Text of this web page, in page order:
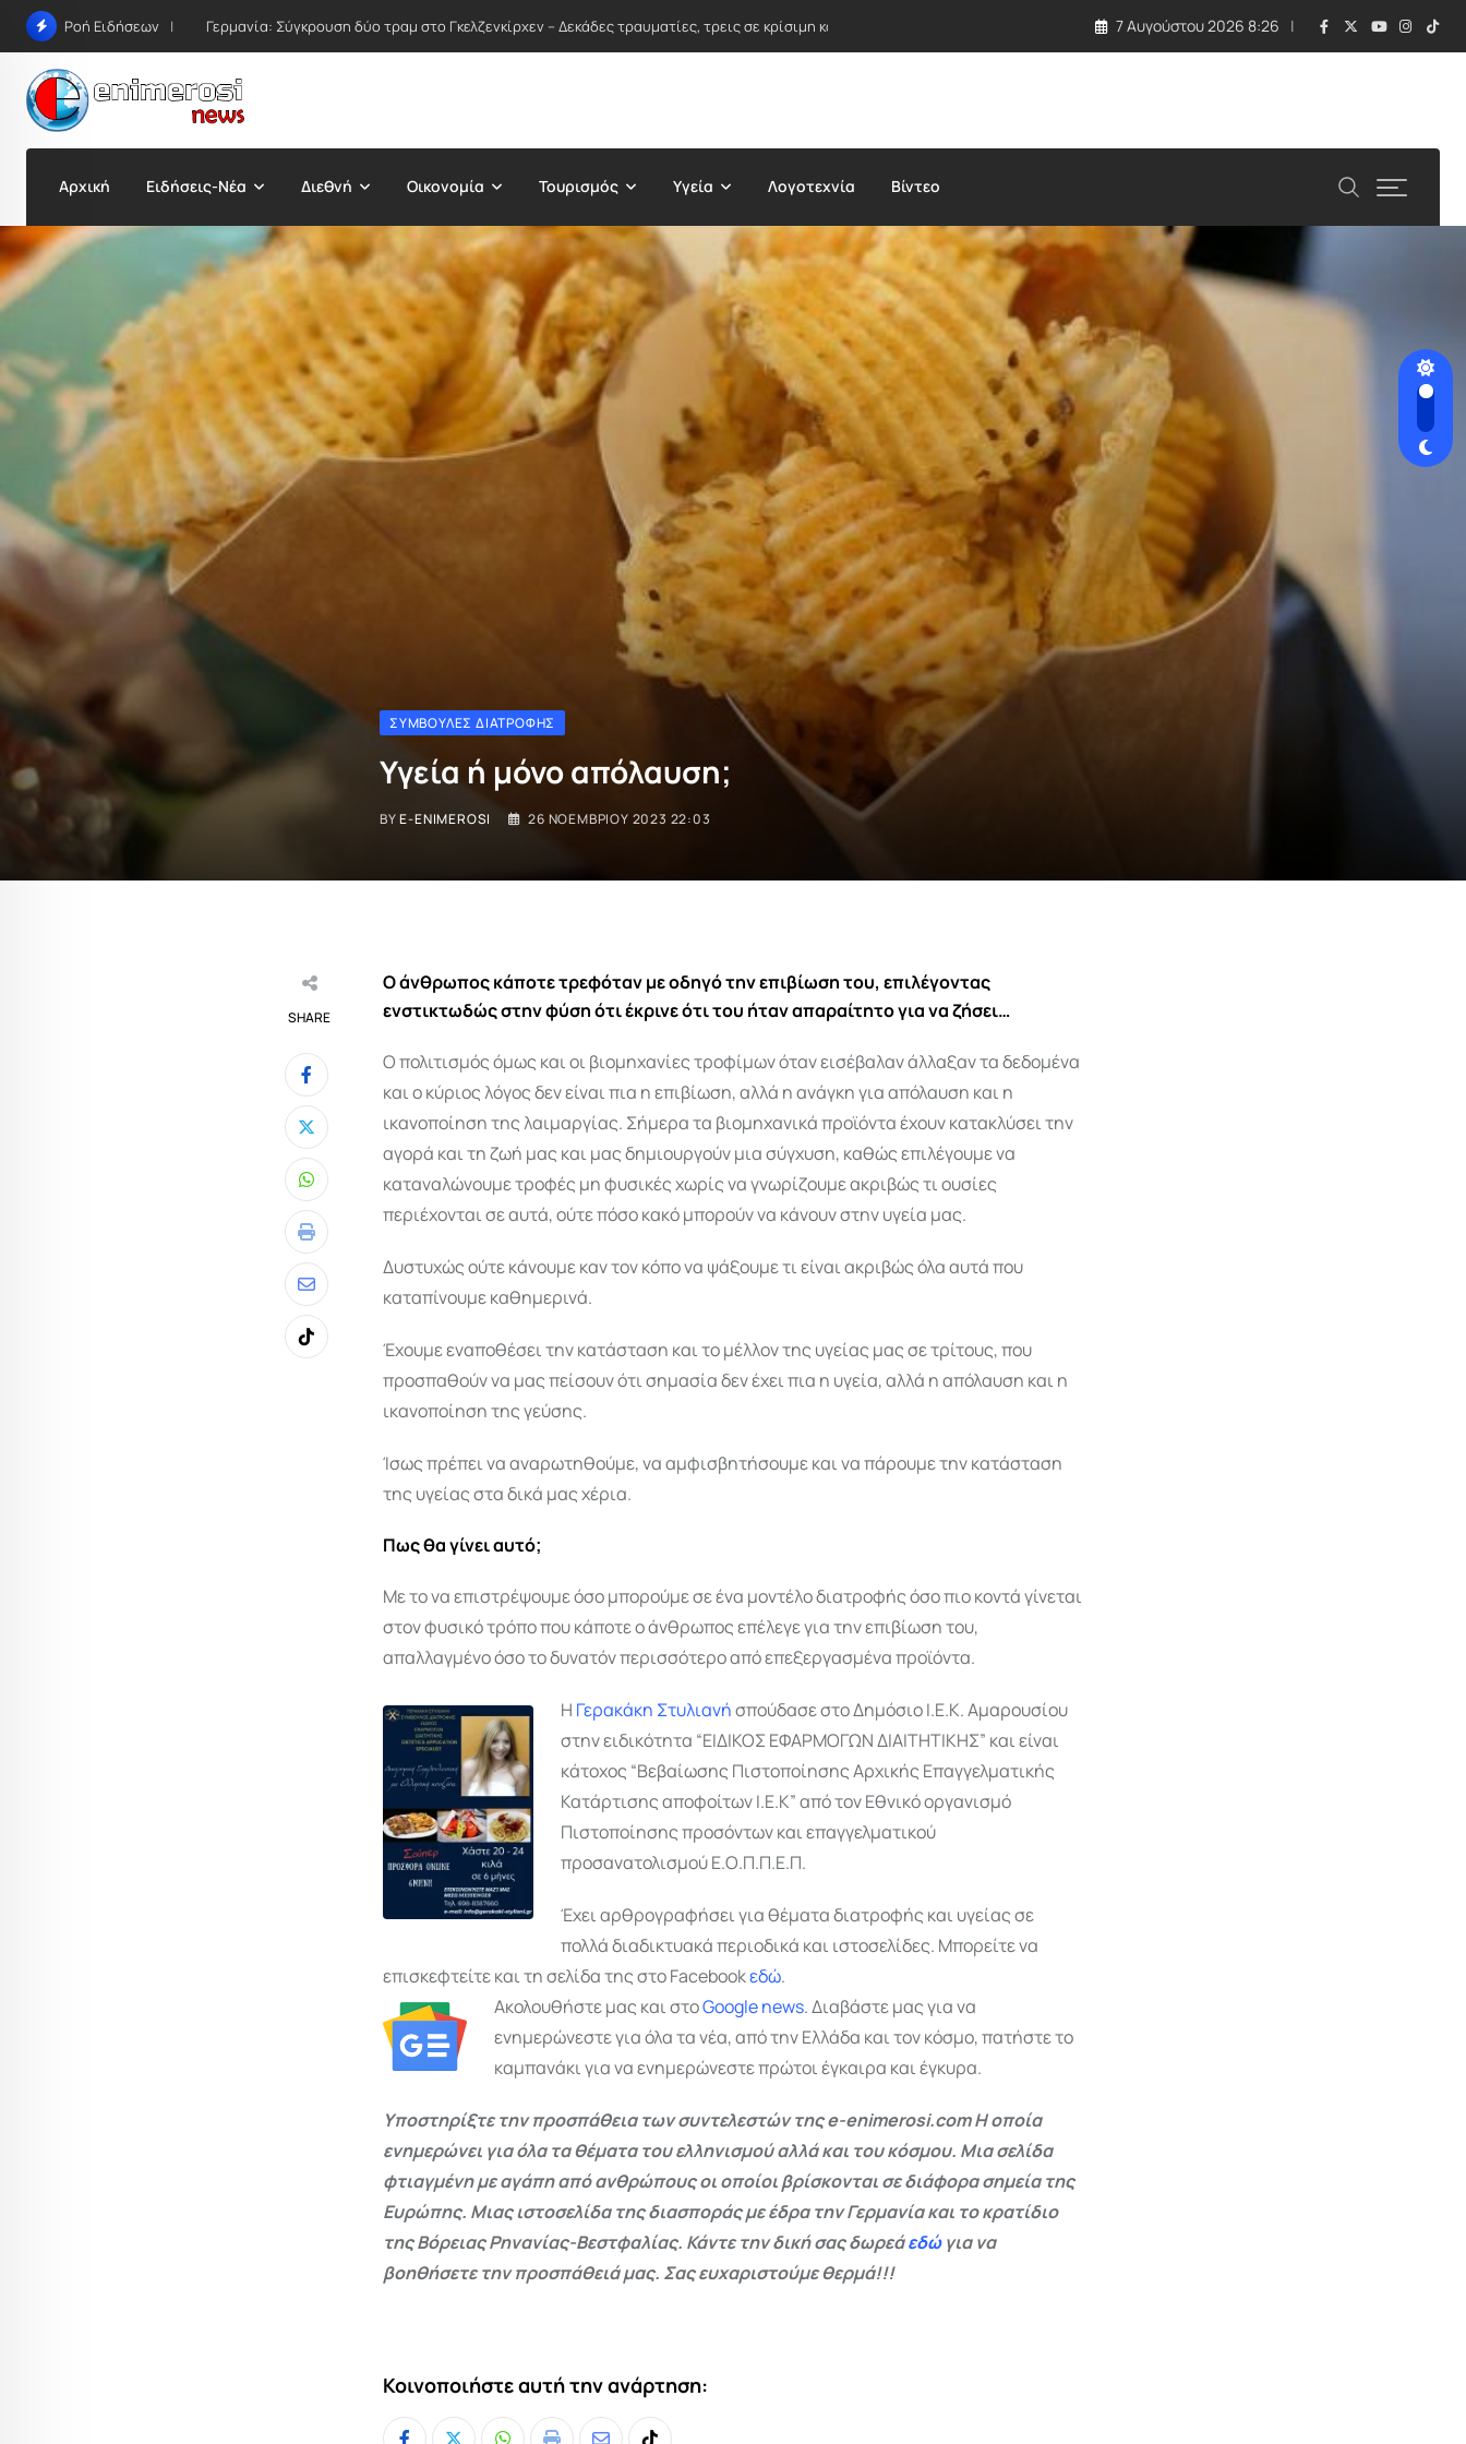
Skip
content
Ροή Ειδήσεων Γερμανία: Σύγκρουση δύο τραμ στο Γκελζενκίρχεν – Δεκάδες τραυματίες, τρεις σε κρίσιμη κατάσταση 7 Αυγούστου 2026 8:26
Αρχική Ειδήσεις-Νέα Διεθνή Οικονομία Τουρισμός Υγεία Λογοτεχνία Βίντεο
ΣΥΜΒΟΥΛΈΣ ΔΙΑΤΡΟΦΉΣ
Υγεία ή μόνο απόλαυση;
BYE-ENIMEROSI 26 ΝΟΕΜΒΡΊΟΥ 2023 22:03
SHARE
Whatsapp
Print
Share
via
Email
Tiktok
Ο άνθρωπος κάποτε τρεφόταν με οδηγό την επιβίωση του, επιλέγοντας
ενστικτωδώς στην φύση ότι έκρινε ότι του ήταν απαραίτητο για να ζήσει…
Ο πολιτισμός όμως και οι βιομηχανίες τροφίμων όταν εισέβαλαν άλλαξαν τα δεδομένα
και ο κύριος λόγος δεν είναι πια η επιβίωση, αλλά η ανάγκη για απόλαυση και η
ικανοποίηση της λαιμαργίας. Σήμερα τα βιομηχανικά προϊόντα έχουν κατακλύσει την
αγορά και τη ζωή μας και μας δημιουργούν μια σύγχυση, καθώς επιλέγουμε να
καταναλώνουμε τροφές μη φυσικές χωρίς να γνωρίζουμε ακριβώς τι ουσίες
περιέχονται σε αυτά, ούτε πόσο κακό μπορούν να κάνουν στην υγεία μας.
Δυστυχώς ούτε κάνουμε καν τον κόπο να ψάξουμε τι είναι ακριβώς όλα αυτά που
καταπίνουμε καθημερινά.
Έχουμε εναποθέσει την κατάσταση και το μέλλον της υγείας μας σε τρίτους, που
προσπαθούν να μας πείσουν ότι σημασία δεν έχει πια η υγεία, αλλά η απόλαυση και η
ικανοποίηση της γεύσης.
Ίσως πρέπει να αναρωτηθούμε, να αμφισβητήσουμε και να πάρουμε την κατάσταση
της υγείας στα δικά μας χέρια.
Πως θα γίνει αυτό;
Με το να επιστρέψουμε όσο μπορούμε σε ένα μοντέλο διατροφής όσο πιο κοντά γίνεται
στον φυσικό τρόπο που κάποτε ο άνθρωπος επέλεγε για την επιβίωση του,
απαλλαγμένο όσο το δυνατόν περισσότερο από επεξεργασμένα προϊόντα.
Η Γερακάκη Στυλιανήσπούδασε στο Δημόσιο Ι.Ε.Κ. Αμαρουσίου
στην ειδικότητα “ΕΙΔΙΚΟΣ ΕΦΑΡΜΟΓΩΝ ΔΙΑΙΤΗΤΙΚΗΣ” και είναι
κάτοχος “Βεβαίωσης Πιστοποίησης Αρχικής Επαγγελματικής
Κατάρτισης αποφοίτων Ι.Ε.Κ” από τον Εθνικό οργανισμό
Πιστοποίησης προσόντων και επαγγελματικού
προσανατολισμού Ε.Ο.Π.Π.Ε.Π.
Έχει αρθρογραφήσει για θέματα διατροφής και υγείας σε
πολλά διαδικτυακά περιοδικά και ιστοσελίδες. Μπορείτε να
επισκεφτείτε και τη σελίδα της στο Facebookεδώ.
Ακολουθήστε μας και στοGooglenews.Διαβάστε μας για να
ενημερώνεστε για όλα τα νέα, από την Ελλάδα και τον κόσμο, πατήστε το
καμπανάκι για να ενημερώνεστε πρώτοι έγκαιρα και έγκυρα.
Υποστηρίξτε την προσπάθεια των συντελεστών της e-enimerosi.com Η οποία
ενημερώνει για όλα τα θέματα του ελληνισμού αλλά και του κόσμου. Μια σελίδα
φτιαγμένη με αγάπη από ανθρώπους οι οποίοι βρίσκονται σε διάφορα σημεία της
Ευρώπης. Μιας ιστοσελίδα της διασποράς με έδρα την Γερμανία και το κρατίδιο
της Βόρειας Ρηνανίας-Βεστφαλίας. Κάντε την δική σας δωρεάεδώγια να
βοηθήσετε την προσπάθειά μας. Σας ευχαριστούμε θερμά!!!
Κοινοποιήστε αυτή την ανάρτηση: